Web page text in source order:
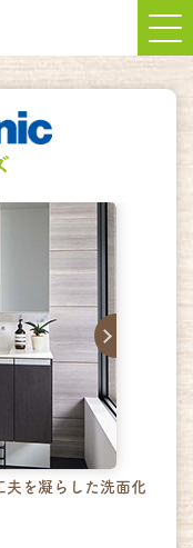
夫を凝らした洗面化